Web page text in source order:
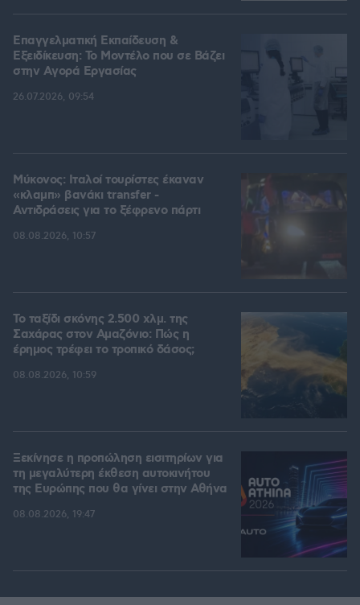
Επαγγελματική Εκπαίδευση &
Εξειδίκευση: Το Mοντέλο που σε Bάζει
στην Aγορά Eργασίας
26.07.2026, 09:54
Μύκονος: Ιταλοί τουρίστες έκαναν
«κλαμπ» βανάκι transfer -
Αντιδράσεις για το ξέφρενο πάρτι
08.08.2026, 10:57
Το ταξίδι σκόνης 2.500 χλμ. της
Σαχάρας στον Αμαζόνιο: Πώς η
έρημος τρέφει το τροπικό δάσος;
08.08.2026, 10:59
Ξεκίνησε η προπώληση εισιτηρίων για
τη μεγαλύτερη έκθεση αυτοκινήτου
της Ευρώπης που θα γίνει στην Αθήνα
08.08.2026, 19:47